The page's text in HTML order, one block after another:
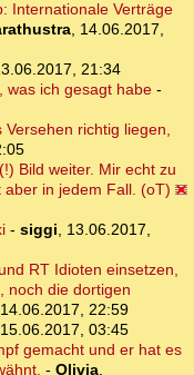
Internationale Verträge
, 14.06.2017,
21:34
was ich gesagt habe-
richtig liegen,
Bild weiter. Mir echt zu
in jedem Fall. (oT)
- siggi, 13.06.2017,
RT Idioten einsetzen,
noch die dortigen
14.06.2017, 22:59
15.06.2017, 03:45
gemacht und er hat es
- Olivia,